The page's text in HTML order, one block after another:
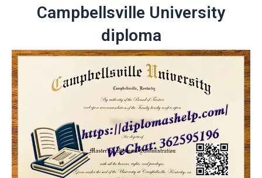
Campbellsville University
diploma